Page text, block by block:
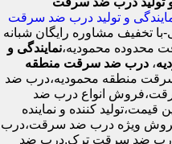
و تولید درب ضد سرقت
تهرانی-با تخفیف مشاوره رایگان شبانه
محدوده محمودیه،نمایندگی و
، درب ضد سرقت منطقه
سرقت منطقه محمودیه،درب ضد
انواع درب ضد
کننده و نماینده
ویژه درب ضد سرقت،درب
ضد سرقت ترک.درب ضد